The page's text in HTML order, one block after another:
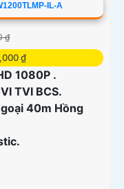
IL-A
₫
₫
1080P .
TVI BCS.
40m Hồng